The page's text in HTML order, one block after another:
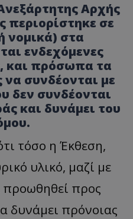
Αρχής
περιορίστηκε σε
στα
ενδεχόμενες
και πρόσωπα τα
συνδέονται με
δεν συνδέονται
και δυνάμει του
τόσο η Έκθεση,
υλικό, μαζί με
προς
δυνάμει πρόνοιας